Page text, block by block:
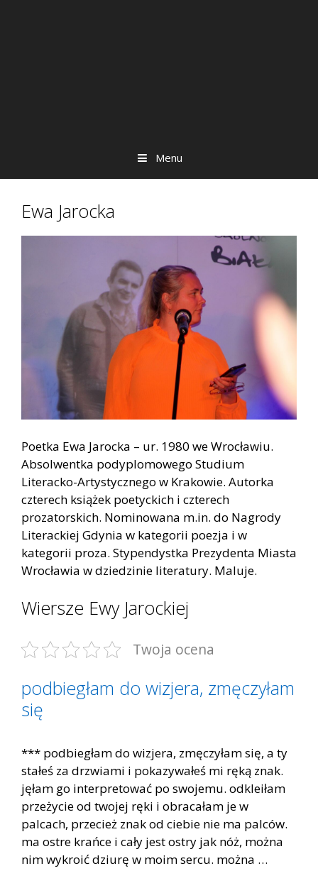
Menu
Ewa Jarocka
Poetka Ewa Jarocka – ur. 1980 we Wrocławiu.
Absolwentka podyplomowego Studium
Literacko-Artystycznego w Krakowie. Autorka
czterech książek poetyckich i czterech
prozatorskich. Nominowana m.in. do Nagrody
Literackiej Gdynia w kategorii poezja i w
kategorii proza. Stypendystka Prezydenta Miasta
Wrocławia w dziedzinie literatury. Maluje.
Wiersze Ewy Jarockiej
Twoja ocena
podbiegłam do wizjera, zmęczyłam
się
*** podbiegłam do wizjera, zmęczyłam się, a ty
stałeś za drzwiami i pokazywałeś mi ręką znak.
jęłam go interpretować po swojemu. odkleiłam
przeżycie od twojej ręki i obracałam je w
palcach, przecież znak od ciebie nie ma palców.
ma ostre krańce i cały jest ostry jak nóż, można
nim wykroić dziurę w moim sercu. można …